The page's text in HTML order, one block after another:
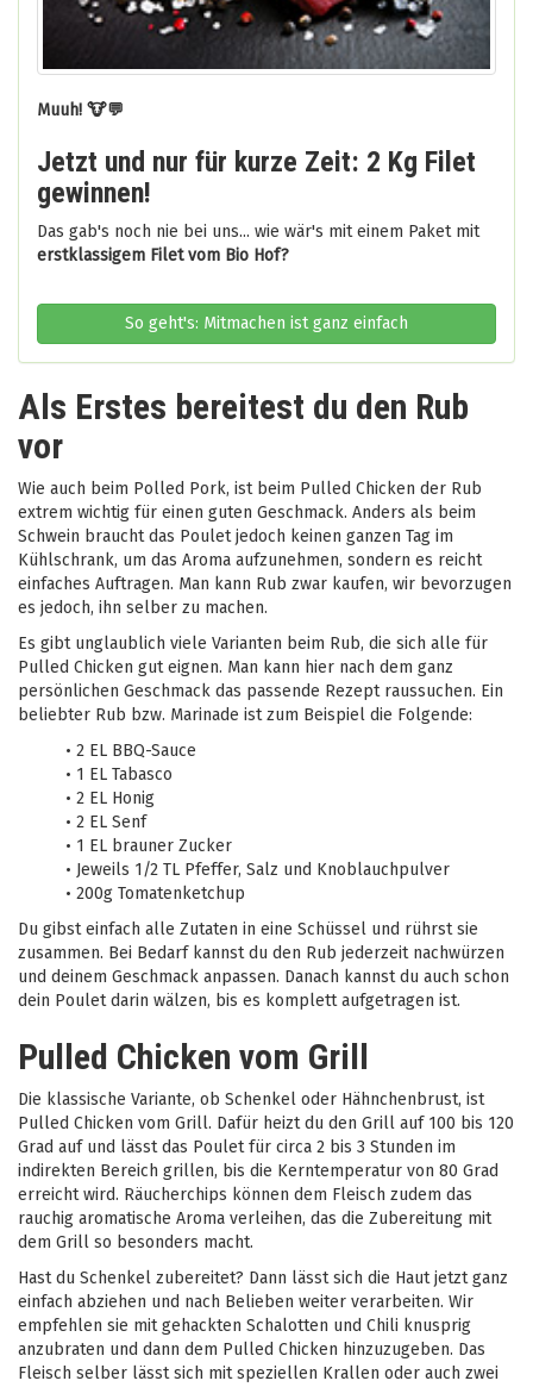
Muuh! 🐮💬
Jetzt und nur für kurze Zeit: 2 Kg Filet
gewinnen!
Das gab's noch nie bei uns... wie wär's mit einem Paket mit
erstklassigem Filet vom Bio Hof?
So geht's: Mitmachen ist ganz einfach
Als Erstes bereitest du den Rub
vor
Wie auch beim Polled Pork, ist beim Pulled Chicken der Rub
extrem wichtig für einen guten Geschmack. Anders als beim
Schwein braucht das Poulet jedoch keinen ganzen Tag im
Kühlschrank, um das Aroma aufzunehmen, sondern es reicht
einfaches Auftragen. Man kann Rub zwar kaufen, wir bevorzugen
es jedoch, ihn selber zu machen.
Es gibt unglaublich viele Varianten beim Rub, die sich alle für
Pulled Chicken gut eignen. Man kann hier nach dem ganz
persönlichen Geschmack das passende Rezept raussuchen. Ein
beliebter Rub bzw. Marinade ist zum Beispiel die Folgende:
• 2 EL BBQ-Sauce
• 1 EL Tabasco
• 2 EL Honig
• 2 EL Senf
• 1 EL brauner Zucker
• Jeweils 1/2 TL Pfeffer, Salz und Knoblauchpulver
• 200g Tomatenketchup
Du gibst einfach alle Zutaten in eine Schüssel und rührst sie
zusammen. Bei Bedarf kannst du den Rub jederzeit nachwürzen
und deinem Geschmack anpassen. Danach kannst du auch schon
dein Poulet darin wälzen, bis es komplett aufgetragen ist.
Pulled Chicken vom Grill
Die klassische Variante, ob Schenkel oder Hähnchenbrust, ist
Pulled Chicken vom Grill. Dafür heizt du den Grill auf 100 bis 120
Grad auf und lässt das Poulet für circa 2 bis 3 Stunden im
indirekten Bereich grillen, bis die Kerntemperatur von 80 Grad
erreicht wird. Räucherchips können dem Fleisch zudem das
rauchig aromatische Aroma verleihen, das die Zubereitung mit
dem Grill so besonders macht.
Hast du Schenkel zubereitet? Dann lässt sich die Haut jetzt ganz
einfach abziehen und nach Belieben weiter verarbeiten. Wir
empfehlen sie mit gehackten Schalotten und Chili knusprig
anzubraten und dann dem Pulled Chicken hinzuzugeben. Das
Fleisch selber lässt sich mit speziellen Krallen oder auch zwei